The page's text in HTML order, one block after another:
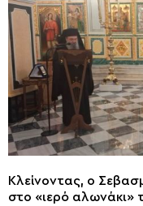
Κλείνοντας, ο
στο «ιερό αλωνάκι»